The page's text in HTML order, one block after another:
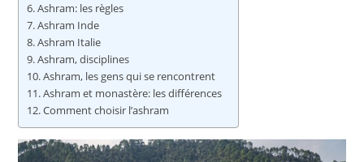
Ashram: les règles
Ashram Inde
Ashram Italie
Ashram, disciplines
Ashram, les gens qui se rencontrent
Ashram et monastère: les différences
Comment choisir l’ashram